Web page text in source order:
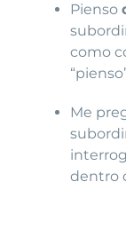
Pienso
como
Me
dentro